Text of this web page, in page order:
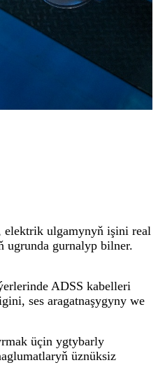
elektrik ulgamynyň işini real
gurnalyp bilner.
ADSS kabelleri
ses aragatnaşygyny we
üçin ygtybarly
üznüksiz